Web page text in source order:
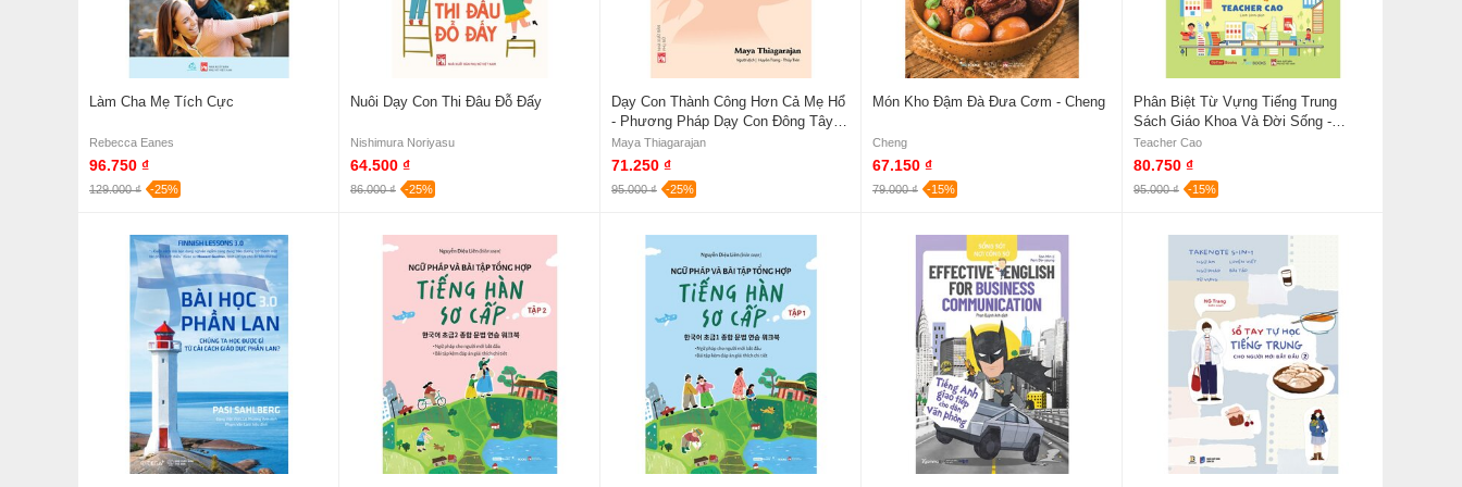
Làm Cha Mẹ Tích Cực
Rebecca Eanes
96.750 ₫
129.000 ₫ -25%
Nuôi Dạy Con Thi Đâu Đỗ Đấy
Nishimura Noriyasu
64.500 ₫
86.000 ₫ -25%
Dạy Con Thành Công Hơn Cả Mẹ Hổ
- Phương Pháp Dạy Con Đông Tây
Kết Hợp Trong Kỷ Nguyên Toàn Cầu
Hóa - Maya Thiagarajan
Maya Thiagarajan
71.250 ₫
95.000 ₫ -25%
Món Kho Đậm Đà Đưa Cơm - Cheng
Cheng
67.150 ₫
79.000 ₫ -15%
Phân Biệt Từ Vựng Tiếng Trung
Sách Giáo Khoa Và Đời Sống -
Teacher Cao
Teacher Cao
80.750 ₫
95.000 ₫ -15%